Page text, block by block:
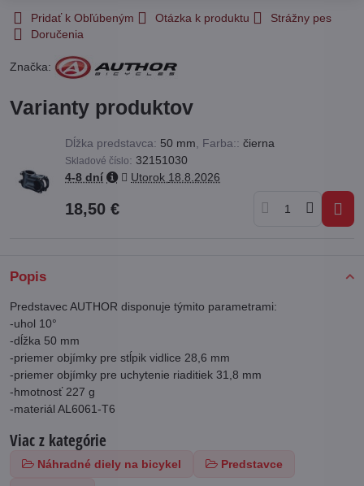
Pridať k Obľúbeným Otázka k produktu
Strážny pes
Doručenia
Značka:
Varianty produktov
Dĺžka predstavca: 50 mm Farba:: čierna
Skladové číslo: 32151030
4-8 dní
Utorok 18.8.2026
18,50 €
Popis
Predstavec AUTHOR disponuje týmito parametrami:
-uhol 10°
-dĺžka 50 mm
-priemer objímky pre stĺpik vidlice 28,6 mm
-priemer objímky pre uchytenie riaditiek 31,8 mm
-hmotnosť 227 g
-materiál AL6061-T6
Viac z kategórie
Náhradné diely na bicykel Predstavce